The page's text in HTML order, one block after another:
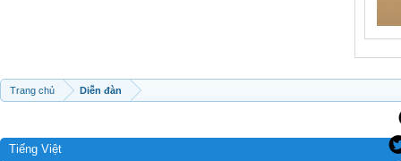
Trang chủ Diễn đàn
Tiếng Việt